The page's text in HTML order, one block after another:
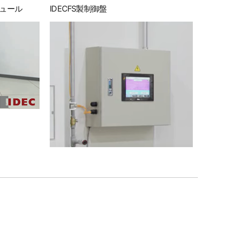
ール IDECFS製制御盤